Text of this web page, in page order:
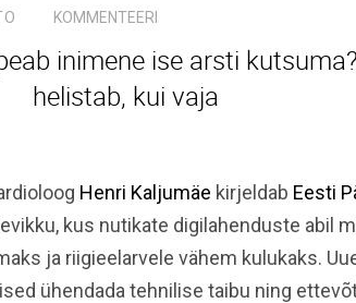
KOMMENTEERI
inimene ise arsti
helistab, kui vaja
Henri Kaljumäe kirjeldab Eesti
kus nutikate digilahenduste abil
ja riigieelarvele vähem kulukaks.
ühendada tehnilise taibu ning